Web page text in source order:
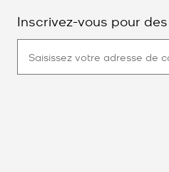
Inscrivez-vous pour